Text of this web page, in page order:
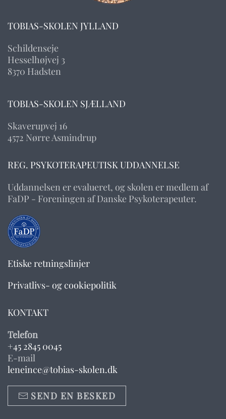
TOBIAS-SKOLEN JYLLAND
Schildenseje
Hesselhøjvej 3
8370 Hadsten
TOBIAS-SKOLEN SJÆLLAND
Skaverupvej 16
4572 Nørre Asmindrup
REG. PSYKOTERAPEUTISK UDDANNELSE
Uddannelsen er evalueret, og skolen er medlem af
FaDP - Foreningen af Danske Psykoterapeuter.
Etiske retningslinjer
Privatlivs- og cookiepolitik
KONTAKT
Telefon
+45 2845 0045
E-mail
leneince@tobias-skolen.dk
SEND EN BESKED